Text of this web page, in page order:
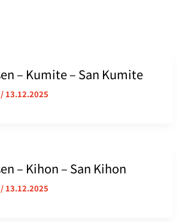
– Kumite – San Kumite
/ 13.12.2025
– Kihon – San Kihon
/ 13.12.2025